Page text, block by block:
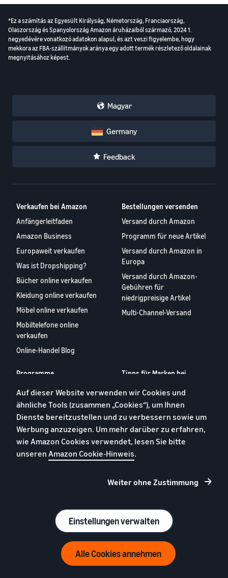
*Ez a számítás az Egyesült Királyság, Németország, Franciaország,
Olaszország és Spanyolország Amazon áruházaiból származó, 2024 1.
negyedévére vonatkozó adatokon alapul, és azt veszi figyelembe, hogy
mekkora az FBA-szállítmányok aránya egy adott termék részletező oldalainak
megnyitásához képest.
Magyar
Germany
Feedback
Verkaufen bei Amazon
Anfängerleitfaden
Amazon Business
Europaweit verkaufen
Was ist Dropshipping?
Bücher online verkaufen
Kleidung online verkaufen
Möbel online verkaufen
Mobiltelefone online
verkaufen
Online-Handel Blog
Bestellungen versenden
Versand durch Amazon
Programm für neue Artikel
Versand durch Amazon in
Europa
Versand durch Amazon-
Gebühren für
niedrigpreisige Artikel
Multi-Channel-Versand
Programme
Weltweit verkaufen
Werbung
Strategic Account Services
Amazon
Kreditvermittlungsprogramm
Verkauf instandgesetzter
Tipps für Marken bei
Bauen Sie einen Online-Shop
Leitfaden für neue
Verkaufspartner
Markenanalyse
Brand Registry
Seller University
Auf dieser Website verwenden wir Cookies und
ähnliche Tools (zusammen „Cookies“), um Ihnen
Dienste bereitzustellen und zu verbessern sowie um
Werbung anzuzeigen. Um mehr darüber zu erfahren,
wie Amazon Cookies verwendet, lesen Sie bitte
unseren Amazon Cookie-Hinweis.
Weiter ohne Zustimmung
Einstellungen verwalten
Alle Cookies annehmen